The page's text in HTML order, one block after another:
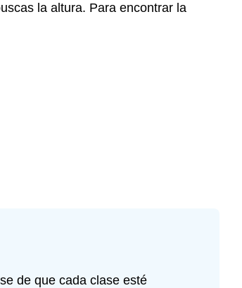
la altura. Para encontrar la
de que cada clase esté